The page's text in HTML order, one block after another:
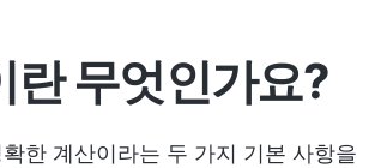
란 무엇인가요?
한 계산이라는 두 가지 기본 사항을